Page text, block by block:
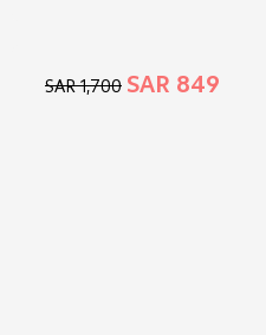
849 SAR
1,700 SAR